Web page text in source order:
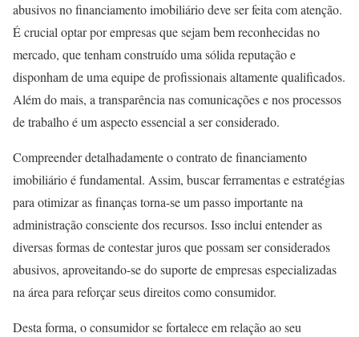
abusivos no financiamento imobiliário deve ser feita com atenção.
É crucial optar por empresas que sejam bem reconhecidas no
mercado, que tenham construído uma sólida reputação e
disponham de uma equipe de profissionais altamente qualificados.
Além do mais, a transparência nas comunicações e nos processos
de trabalho é um aspecto essencial a ser considerado.
Compreender detalhadamente o contrato de financiamento
imobiliário é fundamental. Assim, buscar ferramentas e estratégias
para otimizar as finanças torna-se um passo importante na
administração consciente dos recursos. Isso inclui entender as
diversas formas de contestar juros que possam ser considerados
abusivos, aproveitando-se do suporte de empresas especializadas
na área para reforçar seus direitos como consumidor.
Desta forma, o consumidor se fortalece em relação ao seu